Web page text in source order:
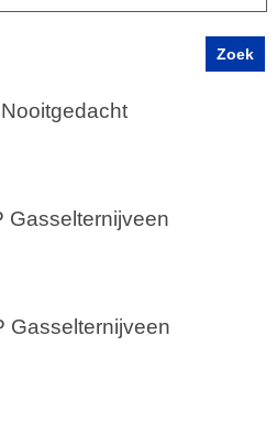
Gasselternijveen
Gasselternijveen